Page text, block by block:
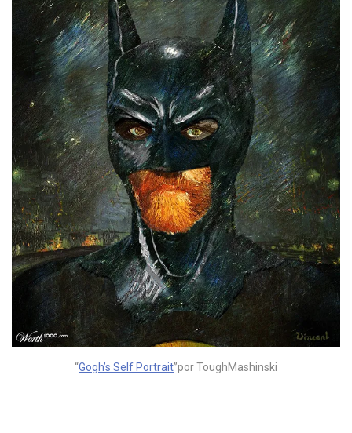
“Gogh’s Self Portrait”por ToughMashinski